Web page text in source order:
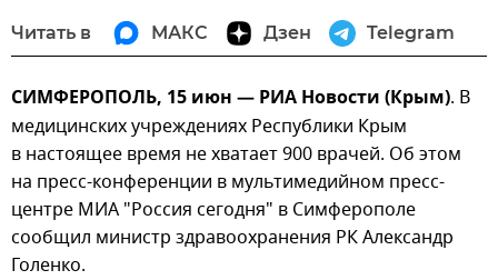
Читать в МАКС Дзен Telegram
СИМФЕРОПОЛЬ, 15 июн — РИА Новости (Крым). В
медицинских учреждениях Республики Крым
в настоящее время не хватает 900 врачей. Об этом
на пресс-конференции в мультимедийном пресс-
центре МИА "Россия сегодня" в Симферополе
сообщил министр здравоохранения РК Александр
Голенко.